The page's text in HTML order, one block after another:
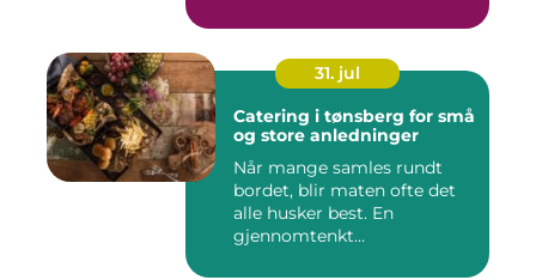
31. jul
Catering i tønsberg for små
og store anledninger
Når mange samles rundt
bordet, blir maten ofte det
alle husker best. En
gjennomtenkt